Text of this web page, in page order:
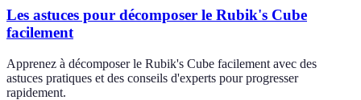
Les astuces pour décomposer le Rubik's Cube
facilement
Apprenez à décomposer le Rubik's Cube facilement avec des
astuces pratiques et des conseils d'experts pour progresser
rapidement.